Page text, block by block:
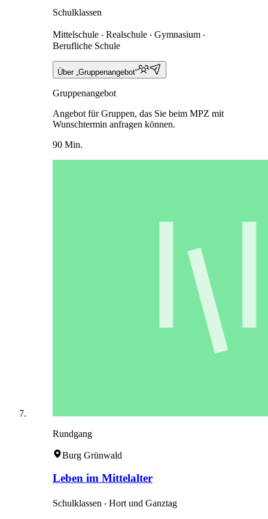
Schulklassen
Mittelschule ‧ Realschule ‧ Gymnasium ‧
Berufliche Schule
Über „Gruppenangebot“
Gruppenangebot
Angebot für Gruppen, das Sie beim MPZ mit
Wunschtermin anfragen können.
90 Min.
Rundgang
Burg Grünwald
Leben im Mittelalter
Schulklassen ‧ Hort und Ganztag